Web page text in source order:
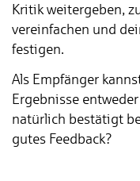
Kritik weitergeben,
vereinfachen und
festigen.
Als Empfänger
Ergebnisse
natürlich bestätigt
gutes Feedback?